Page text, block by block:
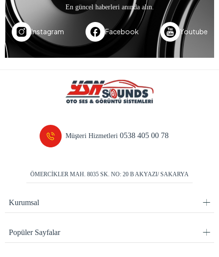
En güncel haberleri anında alın.
Instagram Facebook Youtube
Müşteri Hizmetleri0538 405 00 78
ÖMERCİKLER MAH. 8035 SK. NO: 20 B AKYAZI/ SAKARYA
Kurumsal
Popüler Sayfalar